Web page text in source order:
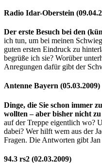
Radio Idar-Oberstein
Der erste Besuch bei den
ich tun, um bei meinen
guten ersten Eindruck zu
begrüße ich sie? Worüber
Anregungen dafür gibt der
Antenne Bayern (05.03.2009)
Dinge, die Sie schon immer
wollten – aber bisher nicht
auf der Treppe eigentlich wo?
dabei? Wer hilft wem aus der
Fragen. Die Antworten gibt
94.3 rs2 (02.03.2009)